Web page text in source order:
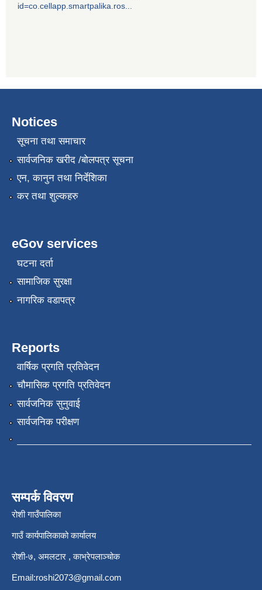
id=co.cellapp.smartpalika.ros...
Notices
सूचना तथा समाचार
सार्वजनिक खरीद /बोलपत्र सूचना
एन, कानुन तथा निर्देशिका
कर तथा शुल्कहरु
eGov services
घटना दर्ता
सामाजिक सुरक्षा
नागरिक वडापत्र
Reports
वार्षिक प्रगति प्रतिवेदन
चौमासिक प्रगति प्रतिवेदन
सार्वजनिक सुनुवाई
सार्वजनिक परीक्षण
सम्पर्क विवरण
रोशी गाउँपालिका
गाउँ कार्यपालिकाको कार्यालय
रोशी-७, अमलटार , काभ्रेपलाञ्चोक
Email:roshi2073@gmail.com